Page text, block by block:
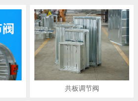
共板调节阀